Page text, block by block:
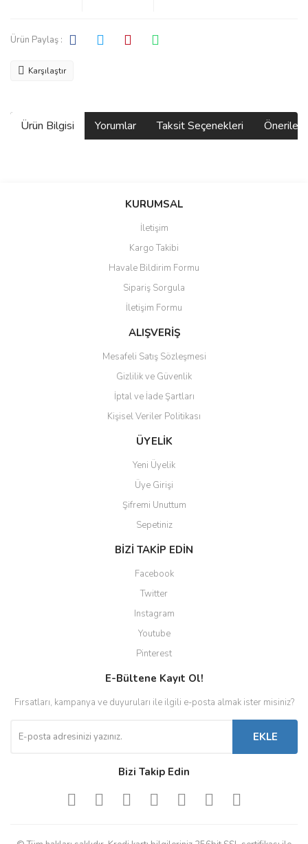
Ürün Paylaş :
Karşılaştır
Ürün Bilgisi Yorumlar Taksit Seçenekleri
Bu ürüne ilk yorumu siz yapın!
Ürün resmi kalitesiz, bozuk veya görüntülenemiyor.
Ürün açıklamasında eksik bilgiler bulunuyor.
Ürün bilgilerinde hatalar bulunuyor.
Ürün fiyatı diğer sitelerden daha pahalı.
Bu ürüne benzer farklı alternatifler olmalı.
Gönder
KURUMSAL
İletişim
Kargo Takibi
Havale Bildirim Formu
Sipariş Sorgula
İletişim Formu
ALIŞVERİŞ
Mesafeli Satış Sözleşmesi
Gizlilik ve Güvenlik
İptal ve İade Şartları
Kişisel Veriler Politikası
ÜYELİK
Yeni Üyelik
Üye Girişi
Şifremi Unuttum
Sepetiniz
BİZİ TAKİP EDİN
Facebook
Twitter
Instagram
Youtube
Pinterest
E-Bültene Kayıt Ol!
Fırsatları, kampanya ve duyuruları ile ilgili e-posta almak ister misiniz?
EKLE
Bizi Takip Edin